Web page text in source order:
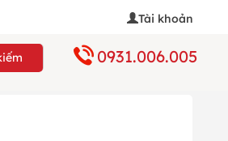
Tài khoản
0931.006.005